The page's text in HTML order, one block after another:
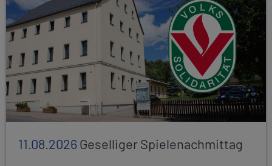
11.08.2026Geselliger Spielenachmittag